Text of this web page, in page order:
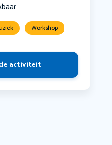
Workshop
activiteit